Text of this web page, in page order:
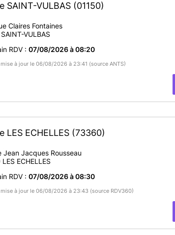
SAINT-VULBAS (01150)
Claires Fontaines
SAINT-VULBAS
RDV : 07/08/2026 à 08:20
à jour le 06/08/2026 à 23:41 (source ANTS)
LES ECHELLES (73360)
Jean Jacques Rousseau
LES ECHELLES
RDV : 07/08/2026 à 08:30
à jour le 06/08/2026 à 23:43 (source RDV360)